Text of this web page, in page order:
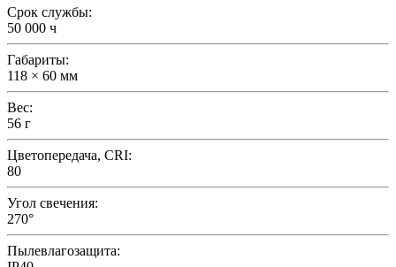
Срок службы:
50 000 ч
Габариты:
118 × 60 мм
Вес:
56 г
Цветопередача, CRI:
80
Угол свечения:
270°
Пылевлагозащита: